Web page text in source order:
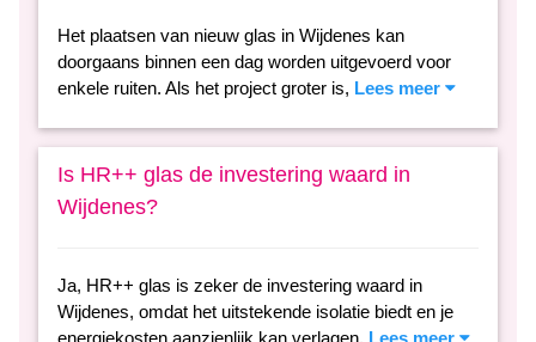
Het plaatsen van nieuw glas in Wijdenes kan
doorgaans binnen een dag worden uitgevoerd voor
enkele ruiten. Als het project groter is, Lees meer
Is HR++ glas de investering waard in
Wijdenes?
Ja, HR++ glas is zeker de investering waard in
Wijdenes, omdat het uitstekende isolatie biedt en je
energiekosten aanzienlijk kan verlagen. Lees meer